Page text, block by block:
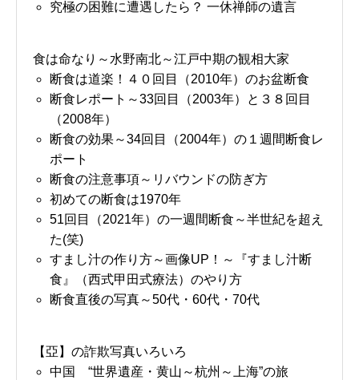
究極の困難に遭遇したら？ 一休禅師の遺言
食は命なり～水野南北～江戸中期の観相大家
断食は道楽！４０回目（2010年）のお盆断食
断食レポート～33回目（2003年）と３８回目
（2008年）
断食の効果～34回目（2004年）の１週間断食レ
ポート
断食の注意事項～リバウンドの防ぎ方
初めての断食は1970年
51回目（2021年）の一週間断食～半世紀を超え
た(笑)
すまし汁の作り方～画像UP！～『すまし汁断
食』（西式甲田式療法）のやり方
断食直後の写真～50代・60代・70代
【亞】の詐欺写真いろいろ
中国 “世界遺産・黄山～杭州～上海”の旅